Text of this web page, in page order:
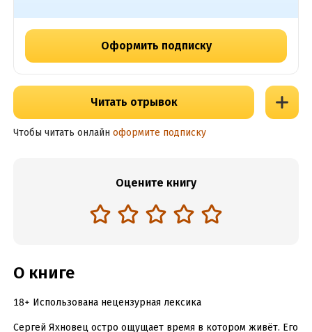
Оформить подписку
Читать отрывок
Чтобы читать онлайн оформите подписку
Оцените книгу
О книге
18+ Использована нецензурная лексика
Сергей Яхновец остро ощущает время в котором живёт. Его